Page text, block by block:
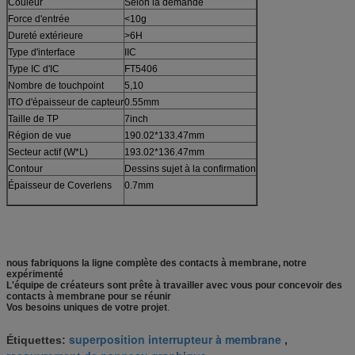
Couleur
Selon la demande
Force d'entrée
<10g
Dureté extérieure
>6H
Type d'interface
IIC
Type IC d'IC
FT5406
Nombre de touchpoint
5,10
ITO d'épaisseur de capteur0.55mm
Taille de TP
7inch
Région de vue
190.02*133.47mm
Secteur actif (W*L)
193.02*136.47mm
Contour
Dessins sujet à la confirmation
Épaisseur de Coverlens
0.7mm
nous fabriquons la ligne complète des contacts à membrane, notre
expérimenté
L'équipe de créateurs sont prête à travailler avec vous pour concevoir des
contacts à membrane pour se réunir
Vos besoins uniques de votre projet.
Étiquettes: superposition interrupteur à membrane ,